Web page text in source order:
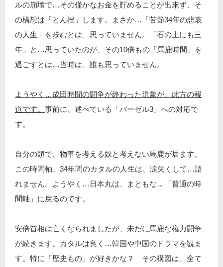
ルの崩壊で…その僅かなお金を貯めることが出来ず、そ
の構想は「とん挫」します。まさか…「苦節34年の悲哀
の人生」を歩むとは、思っていません。「石の上にも三
年」と…思っていたのが、その10倍もの「馬鹿時間」を
過ごすとは…当時は、誰も思っていません。
ようやく…成田時間の闘争が終わった現象が、此方の報
道です。 事前に、述べている「バーゼル3」への対応で
す。
自分の頭で、物事を考える奴と考えない馬鹿が居ます。
この時間軸、34年間のカタルの人生は、涙失くして…語
れません。ようやく…日本丸は、まともな…「普通の時
間軸」に戻るのです。
安倍首相は亡くなられましたが、未だに馬鹿な権力闘争
が続きます。カタルは良く…韓国や中国のドラマを観ま
す。特に「歴史もの」が好きかな？ その構図は、全て